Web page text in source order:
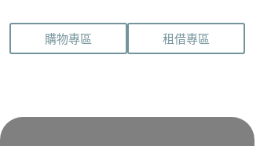
購物專區 租借專區